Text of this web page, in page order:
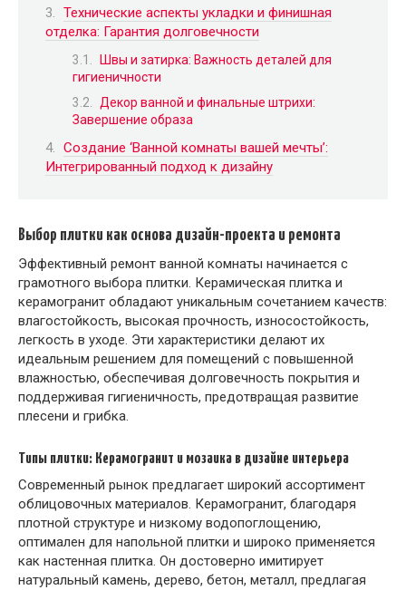
Технические аспекты укладки и финишная
отделка: Гарантия долговечности
Швы и затирка: Важность деталей для
гигиеничности
Декор ванной и финальные штрихи:
Завершение образа
Создание ‘Ванной комнаты вашей мечты’:
Интегрированный подход к дизайну
Выбор плитки как основа дизайн-проекта и ремонта
Эффективный ремонт ванной комнаты начинается с
грамотного выбора плитки. Керамическая плитка и
керамогранит обладают уникальным сочетанием качеств:
влагостойкость, высокая прочность, износостойкость,
легкость в уходе. Эти характеристики делают их
идеальным решением для помещений с повышенной
влажностью, обеспечивая долговечность покрытия и
поддерживая гигиеничность, предотвращая развитие
плесени и грибка.
Типы плитки: Керамогранит и мозаика в дизайне интерьера
Современный рынок предлагает широкий ассортимент
облицовочных материалов. Керамогранит, благодаря
плотной структуре и низкому водопоглощению,
оптимален для напольной плитки и широко применяется
как настенная плитка. Он достоверно имитирует
натуральный камень, дерево, бетон, металл, предлагая